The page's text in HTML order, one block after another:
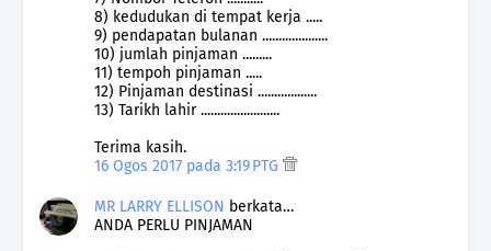
8) kedudukan di tempat kerja .....
9) pendapatan bulanan ....................
10) jumlah pinjaman .........
11) tempoh pinjaman .....
12) Pinjaman destinasi ..................
13) Tarikh lahir ........................
Terima kasih.
16 Ogos 2017 pada 3:19 PTG
MR LARRY ELLISON berkata…
ANDA PERLU PINJAMAN